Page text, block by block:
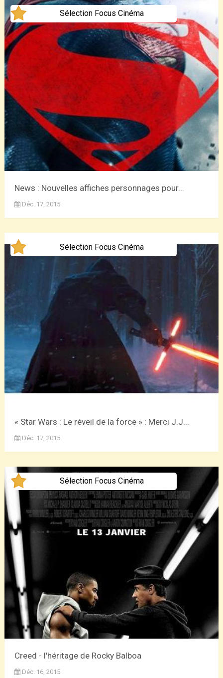
Sélection Focus Cinéma
News : Nouvelles affiches personnages pour...
Déc. 17, 2015
Sélection Focus Cinéma
« Star Wars : Le réveil de la force » : Merci J.J...
Déc. 17, 2015
Sélection Focus Cinéma
Creed - l'héritage de Rocky Balboa
Déc. 16, 2015